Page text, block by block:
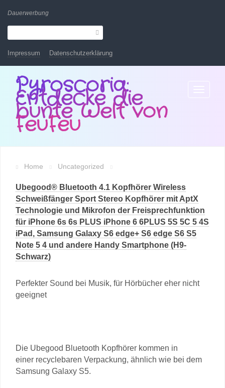
Dauerwerbung
Impressum Datenschutzerklärung
Pyroscoria:
Entdecke die
bunte Welt von
FeuFeu
Home Uncategorized
Ubegood® Bluetooth 4.1 Kopfhörer Wireless
Schweißfänger Sport Stereo Kopfhörer mit AptX
Technologie und Mikrofon der Freisprechfunktion
für iPhone 6s 6s PLUS iPhone 6 6PLUS 5S 5C 5 4S
iPad, Samsung Galaxy S6 edge+ S6 edge S6 S5
Note 5 4 und andere Handy Smartphone (H9-
Schwarz)
Perfekter Sound bei Musik, für Hörbücher eher nicht
geeignet
Die Ubegood Bluetooth Kopfhörer kommen in
einer recyclebaren Verpackung, ähnlich wie bei dem
Samsung Galaxy S5.